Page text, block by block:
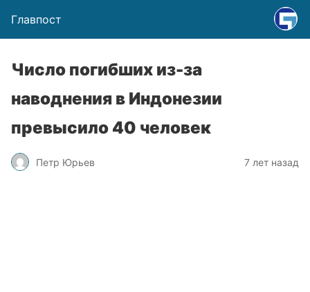
Главпост
Число погибших из-за
наводнения в Индонезии
превысило 40 человек
Петр Юрьев 7 лет назад